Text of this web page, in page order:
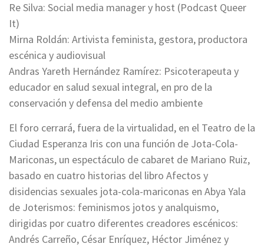
Re Silva: Social media manager y host (Podcast Queer
It)
Mirna Roldán: Artivista feminista, gestora, productora
escénica y audiovisual
Andras Yareth Hernández Ramírez: Psicoterapeuta y
educador en salud sexual integral, en pro de la
conservación y defensa del medio ambiente
El foro cerrará, fuera de la virtualidad, en el Teatro de la
Ciudad Esperanza Iris con una función de Jota-Cola-
Mariconas, un espectáculo de cabaret de Mariano Ruiz,
basado en cuatro historias del libro Afectos y
disidencias sexuales jota-cola-mariconas en Abya Yala
de Joterismos: feminismos jotos y analquismo,
dirigidas por cuatro diferentes creadores escénicos:
Andrés Carreño, César Enríquez, Héctor Jiménez y